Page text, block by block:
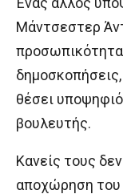
Μάντσεστερ
θέσει
βουλευτής.
Κανείς τους
αποχώρηση του